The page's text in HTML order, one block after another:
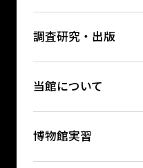
調査研究・出版
当館について
博物館実習